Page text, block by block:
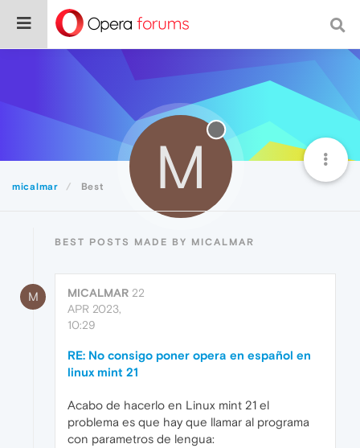
micalmar Best M
BEST POSTS MADE BY MICALMAR
M MICALMAR 22
APR 2023,
10:29
RE: No consigo poner opera en español en
linux mint 21
Acabo de hacerlo en Linux mint 21 el
problema es que hay que llamar al programa
con parametros de lengua: